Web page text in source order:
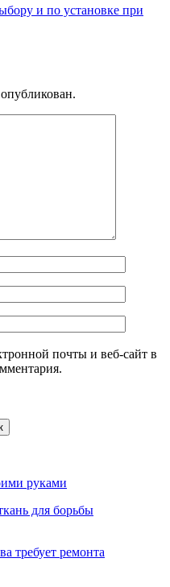
и по установке при
почты и веб-сайт в
руками
для борьбы
требует ремонта